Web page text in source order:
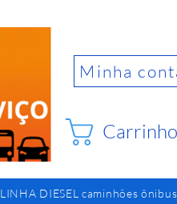
Minha
Carrinho
LINHA DIESEL caminhões